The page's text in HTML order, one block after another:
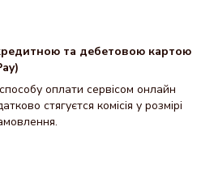
та дебетовою картою
оплати сервісом онлайн
стягуєтся комісія у розмірі